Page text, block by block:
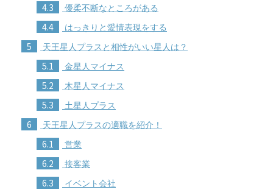
4.3 優柔不断なところがある
4.4 はっきりと愛情表現をする
5 天王星人プラスと相性がいい星人は？
5.1 金星人マイナス
5.2 木星人マイナス
5.3 土星人プラス
6 天王星人プラスの適職を紹介！
6.1 営業
6.2 接客業
6.3 イベント会社